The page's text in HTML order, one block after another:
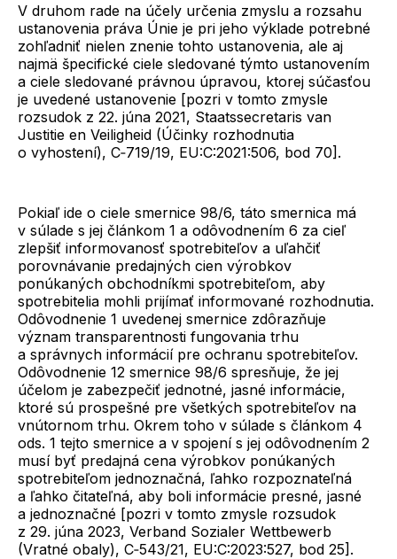
V druhom rade na účely určenia zmyslu a rozsahu
ustanovenia práva Únie je pri jeho výklade potrebné
zohľadniť nielen znenie tohto ustanovenia, ale aj
najmä špecifické ciele sledované týmto ustanovením
a ciele sledované právnou úpravou, ktorej súčasťou
je uvedené ustanovenie [pozri v tomto zmysle
rozsudok z 22. júna 2021, Staatssecretaris van
Justitie en Veiligheid (Účinky rozhodnutia
o vyhostení), C‑719/19, EU:C:2021:506, bod 70].
Pokiaľ ide o ciele smernice 98/6, táto smernica má
v súlade s jej článkom 1 a odôvodnením 6 za cieľ
zlepšiť informovanosť spotrebiteľov a uľahčiť
porovnávanie predajných cien výrobkov
ponúkaných obchodníkmi spotrebiteľom, aby
spotrebitelia mohli prijímať informované rozhodnutia.
Odôvodnenie 1 uvedenej smernice zdôrazňuje
význam transparentnosti fungovania trhu
a správnych informácií pre ochranu spotrebiteľov.
Odôvodnenie 12 smernice 98/6 spresňuje, že jej
účelom je zabezpečiť jednotné, jasné informácie,
ktoré sú prospešné pre všetkých spotrebiteľov na
vnútornom trhu. Okrem toho v súlade s článkom 4
ods. 1 tejto smernice a v spojení s jej odôvodnením 2
musí byť predajná cena výrobkov ponúkaných
spotrebiteľom jednoznačná, ľahko rozpoznateľná
a ľahko čitateľná, aby boli informácie presné, jasné
a jednoznačné [pozri v tomto zmysle rozsudok
z 29. júna 2023, Verband Sozialer Wettbewerb
(Vratné obaly), C‑543/21, EU:C:2023:527, bod 25].